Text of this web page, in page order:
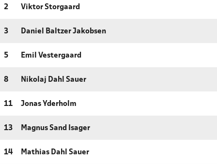
2 Viktor Storgaard
3 Daniel Baltzer Jakobsen
5 Emil Vestergaard
8 Nikolaj Dahl Sauer
11 Jonas Yderholm
13 Magnus Sand Isager
14 Mathias Dahl Sauer